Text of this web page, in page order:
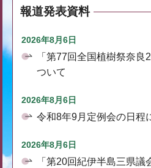
報道発表資料
2026年8月6日
「第77回全国植樹祭奈
ついて
2026年8月6日
令和8年9月定例会の日程
2026年8月6日
「第20回紀伊半島三県